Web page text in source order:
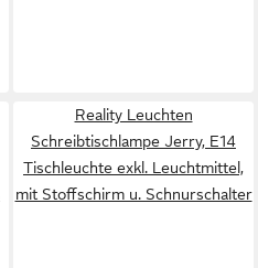
Reality Leuchten
Schreibtischlampe Jerry, E14
Tischleuchte exkl. Leuchtmittel,
mit Stoffschirm u. Schnurschalter